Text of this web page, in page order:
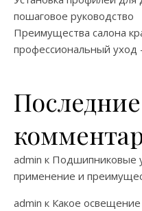
пошаговое руководство
Преимущества салона
профессиональный уход
Последние
admin к Подшипниковые
применение и
admin к Какое